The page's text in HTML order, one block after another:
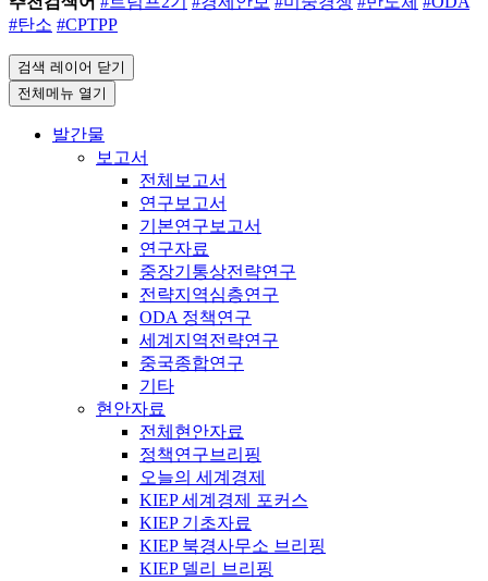
#탄소 #CPTPP
검색 레이어 닫기
전체메뉴 열기
발간물
보고서
전체보고서
연구보고서
기본연구보고서
연구자료
중장기통상전략연구
전략지역심층연구
ODA 정책연구
세계지역전략연구
중국종합연구
기타
현안자료
전체현안자료
정책연구브리핑
오늘의 세계경제
KIEP 세계경제 포커스
KIEP 기초자료
KIEP 북경사무소 브리핑
KIEP 델리 브리핑